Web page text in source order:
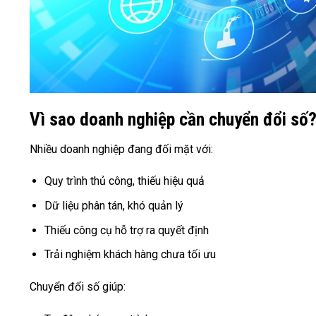
Vì sao doanh nghiệp cần chuyển đổi số?
Nhiều doanh nghiệp đang đối mặt với:
Quy trình thủ công, thiếu hiệu quả
Dữ liệu phân tán, khó quản lý
Thiếu công cụ hỗ trợ ra quyết định
Trải nghiệm khách hàng chưa tối ưu
Chuyển đổi số giúp: